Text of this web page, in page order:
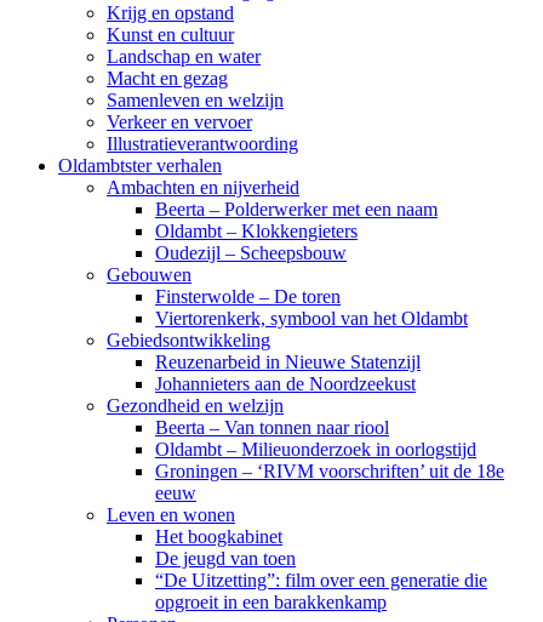
Krijg en opstand
Kunst en cultuur
Landschap en water
Macht en gezag
Samenleven en welzijn
Verkeer en vervoer
Illustratieverantwoording
Oldambtster verhalen
Ambachten en nijverheid
Beerta – Polderwerker met een naam
Oldambt – Klokkengieters
Oudezijl – Scheepsbouw
Gebouwen
Finsterwolde – De toren
Viertorenkerk, symbool van het Oldambt
Gebiedsontwikkeling
Reuzenarbeid in Nieuwe Statenzijl
Johannieters aan de Noordzeekust
Gezondheid en welzijn
Beerta – Van tonnen naar riool
Oldambt – Milieuonderzoek in oorlogstijd
Groningen – ‘RIVM voorschriften’ uit de 18e
eeuw
Leven en wonen
Het boogkabinet
De jeugd van toen
“De Uitzetting”: film over een generatie die
opgroeit in een barakkenkamp